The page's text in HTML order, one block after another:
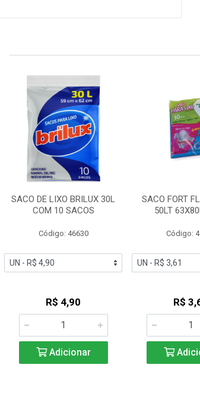
SACO DE LIXO BRILUX 30L
COM 10 SACOS
Código: 46630
R$ 4,90
Adicionar
SACO FORT
50LT
Código:
R$